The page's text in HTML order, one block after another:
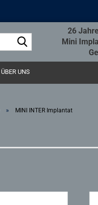
26
Mini
ÜBER UNS
» MINI INTER Implantat